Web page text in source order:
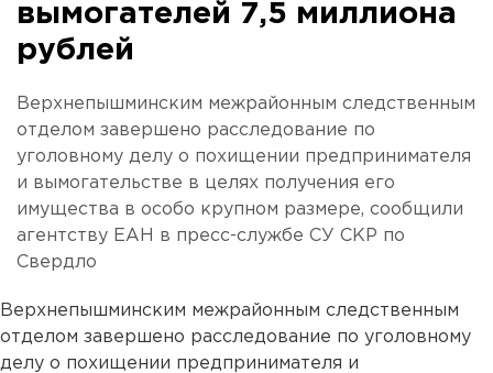
вымогателей 7,5 миллиона
рублей
Верхнепышминским межрайонным следственным
отделом завершено расследование по
уголовному делу о похищении предпринимателя
и вымогательстве в целях получения его
имущества в особо крупном размере, сообщили
агентству ЕАН в пресс-службе СУ СКР по
Свердло
Верхнепышминским межрайонным следственным
отделом завершено расследование по уголовному
делу о похищении предпринимателя и